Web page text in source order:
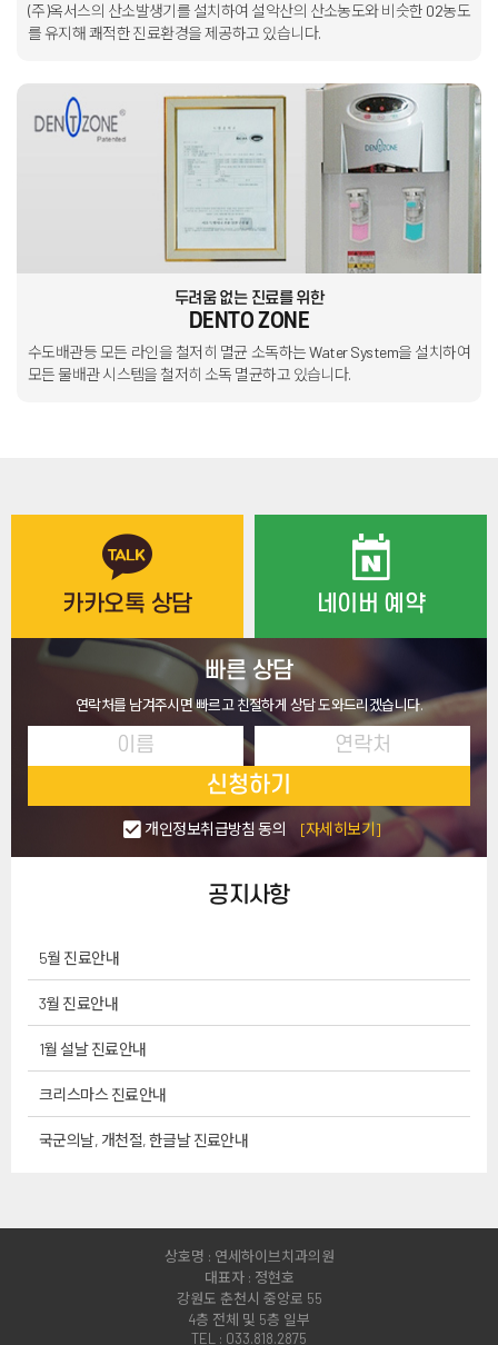
(주)옥서스의 산소발생기를 설치하여 설악산의 산소농도와 비슷한 02농도
를 유지해 쾌적한 진료환경을 제공하고 있습니다.
두려움 없는 진료를 위한
DENTO ZONE
수도배관등 모든 라인을 철저히 멸균 소독하는 Water System을 설치하여
모든 물배관 시스템을 철저히 소독 멸균하고 있습니다.
공지사항
5월 진료안내
3월 진료안내
1월 설날 진료안내
크리스마스 진료안내
국군의날, 개천절, 한글날 진료안내
카카오톡 상담 네이버 예약
빠른 상담
연락처를 남겨주시면 빠르고 친절하게 상담 도와드리겠습니다.
신청하기
개인정보취급방침 동의 [자세히보기]
상호명 : 연세하이브치과의원
대표자 : 정현호
강원도 춘천시 중앙로 55
4층 전체 및 5층 일부
TEL : 033.818.2875